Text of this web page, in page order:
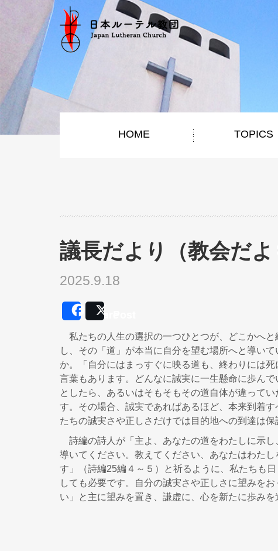
HOME TOPICS
議長だより（教会だよ
2025.9.18
Share
私たちの人生の選択の一つひとつが、どこかへ
し、その「道」が本当に自分を望む場所へと導い
か。「自分にはまっすぐに映る道も、終わりには
言葉もあります。どんなに誠実に一生懸命に歩ん
としたら、あるいはそもそもその道自体が違って
す。その場合、誠実であればあるほど、本来到着
たちの誠実さや正しさだけでは目的地への到達は保
詩編の詩人が「主よ、あなたの道をわたしに示
導いてください。教えてください、あなたはわた
す」（詩編25編４～５）と祈るように、私たちも
しても必要です。自分の誠実さや正しさに望みを
い」と主に望みを置き、謙虚に、心を新たに歩み